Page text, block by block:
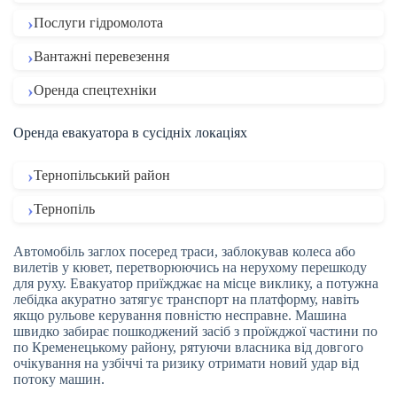
Послуги гідромолота
Вантажні перевезення
Оренда спецтехніки
Оренда евакуатора в сусідніх локаціях
Тернопільський район
Тернопіль
Автомобіль заглох посеред траси, заблокував колеса або
вилетів у кювет, перетворюючись на нерухому перешкоду
для руху. Евакуатор приїжджає на місце виклику, а потужна
лебідка акуратно затягує транспорт на платформу, навіть
якщо рульове керування повністю несправне. Машина
швидко забирає пошкоджений засіб з проїжджої частини по
по Кременецькому району, рятуючи власника від довгого
очікування на узбіччі та ризику отримати новий удар від
потоку машин.